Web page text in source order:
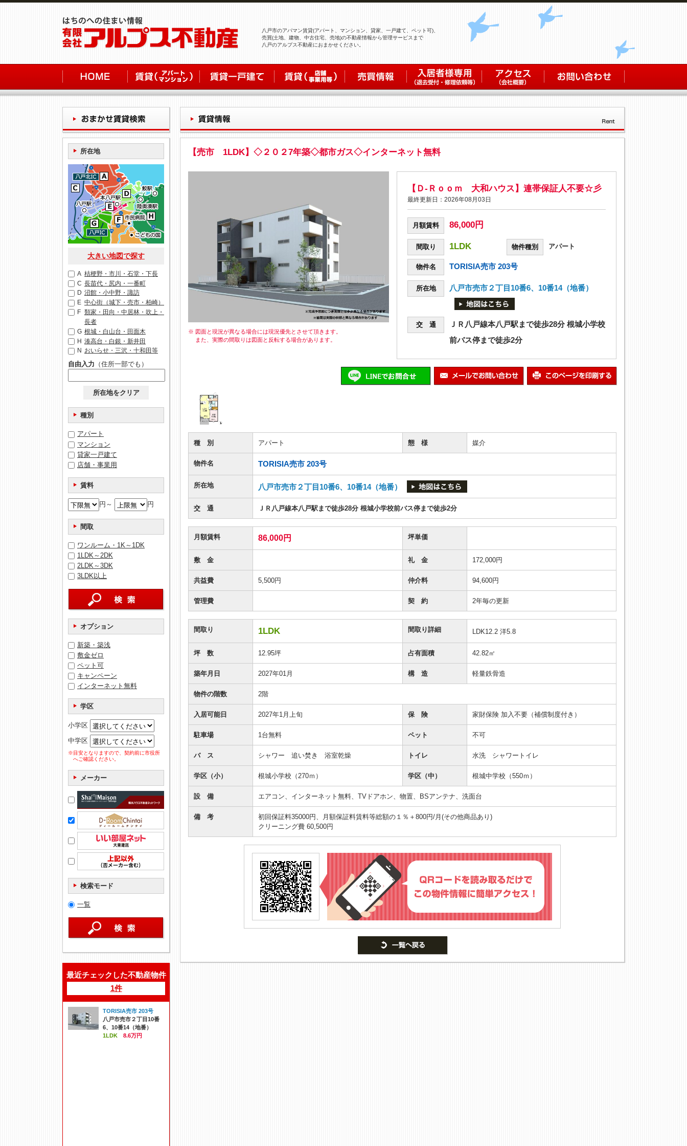
八戸市のアパマン賃貸(アパート、マンション、貸家、一戸建て、ペット可)、
売買(土地、建物、中古住宅、売地)の不動産情報から管理サービスまで
八戸のアルプス不動産におまかせください。
所在地
大きい地図で探す
A 桔梗野・市川・石堂・下長
C 長苗代・尻内・一番町
D 沼館・小中野・諏訪
E 中心街（城下・売市・柏崎）
F 類家・田向・中居林・吹上・
長者
G 根城・白山台・田面木
H 湊高台・白銀・新井田
N おいらせ・三沢・十和田等
自由入力 （住所一部でも）
所在地をクリア
種別
アパート
マンション
貸家一戸建て
店舗・事業用
賃料
円～ 円
間取
ワンルーム・1K～1DK
1LDK～2DK
2LDK～3DK
3LDK以上
オプション
新築・築浅
敷金ゼロ
ペット可
キャンペーン
インターネット無料
学区
小学区
中学区
※目安となりますので、契約前に市役所
へご確認ください。
メーカー
検索モード
一覧
最近チェックした不動産物件
1件
TORISIA売市 203号
八戸市売市２丁目10番
6、10番14（地番）
1LDK
8.6万円
【売市 1LDK】◇２０２7年築◇都市ガス◇インターネット無料
※ 図面と現況が異なる場合には現況優先とさせて頂きます。
また、実際の間取りは図面と反転する場合があります。
【Ｄ-Ｒｏｏｍ 大和ハウス】連帯保証人不要☆彡
最終更新日：2026年08月03日
月額賃料 86,000円
間取り 1LDK 物件種別 アパート
物件名 TORISIA売市 203号
所在地 八戸市売市２丁目10番6、10番14（地番）
交 通
ＪＲ八戸線本八戸駅まで徒歩28分 根城小学校
前バス停まで徒歩2分
種 別 アパート 態 様 媒介
物件名 TORISIA売市 203号
所在地 八戸市売市２丁目10番6、10番14（地番）
交 通 ＪＲ八戸線本八戸駅まで徒歩28分 根城小学校前バス停まで徒歩2分
月額賃料 86,000円 坪単価
敷 金 礼 金 172,000円
共益費 5,500円 仲介料 94,600円
管理費 契 約 2年毎の更新
間取り 1LDK 間取り詳細 LDK12.2 洋5.8
坪 数 12.95坪 占有面積 42.82㎡
築年月日 2027年01月 構 造 軽量鉄骨造
物件の階数 2階
入居可能日 2027年1月上旬 保 険 家財保険 加入不要（補償制度付き）
駐車場 1台無料 ペット 不可
バ ス シャワー 追い焚き 浴室乾燥 トイレ 水洗 シャワートイレ
学区（小） 根城小学校（270ｍ） 学区（中） 根城中学校（550ｍ）
設 備 エアコン、インターネット無料、TVドアホン、物置、BSアンテナ、洗面台
備 考
初回保証料35000円、月額保証料賃料等総額の１％＋800円/月(その他商品あり)
クリーニング費 60,500円